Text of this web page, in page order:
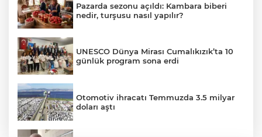
Pazarda sezonu açıldı: Kambara biberi
nedir, turşusu nasıl yapılır?
UNESCO Dünya Mirası Cumalıkızık’ta 10
günlük program sona erdi
Otomotiv ihracatı Temmuzda 3.5 milyar
doları aştı